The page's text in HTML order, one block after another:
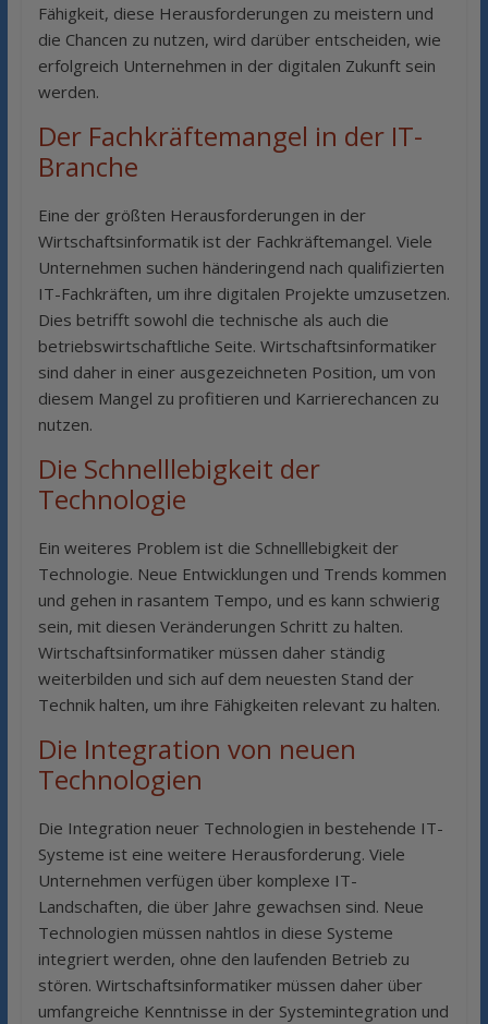
Fähigkeit, diese Herausforderungen zu meistern und
die Chancen zu nutzen, wird darüber entscheiden, wie
erfolgreich Unternehmen in der digitalen Zukunft sein
werden.
Der Fachkräftemangel in der IT-
Branche
Eine der größten Herausforderungen in der
Wirtschaftsinformatik ist der Fachkräftemangel. Viele
Unternehmen suchen händeringend nach qualifizierten
IT-Fachkräften, um ihre digitalen Projekte umzusetzen.
Dies betrifft sowohl die technische als auch die
betriebswirtschaftliche Seite. Wirtschaftsinformatiker
sind daher in einer ausgezeichneten Position, um von
diesem Mangel zu profitieren und Karrierechancen zu
nutzen.
Die Schnelllebigkeit der
Technologie
Ein weiteres Problem ist die Schnelllebigkeit der
Technologie. Neue Entwicklungen und Trends kommen
und gehen in rasantem Tempo, und es kann schwierig
sein, mit diesen Veränderungen Schritt zu halten.
Wirtschaftsinformatiker müssen daher ständig
weiterbilden und sich auf dem neuesten Stand der
Technik halten, um ihre Fähigkeiten relevant zu halten.
Die Integration von neuen
Technologien
Die Integration neuer Technologien in bestehende IT-
Systeme ist eine weitere Herausforderung. Viele
Unternehmen verfügen über komplexe IT-
Landschaften, die über Jahre gewachsen sind. Neue
Technologien müssen nahtlos in diese Systeme
integriert werden, ohne den laufenden Betrieb zu
stören. Wirtschaftsinformatiker müssen daher über
umfangreiche Kenntnisse in der Systemintegration und